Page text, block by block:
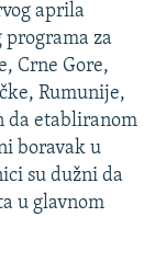
aprila
za
Crne Gore,
Rumunije,
da etabliranom
boravak u
su dužni da
u glavnom